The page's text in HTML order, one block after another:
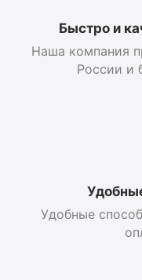
Быстро и
Наша компания
России и
Удобные